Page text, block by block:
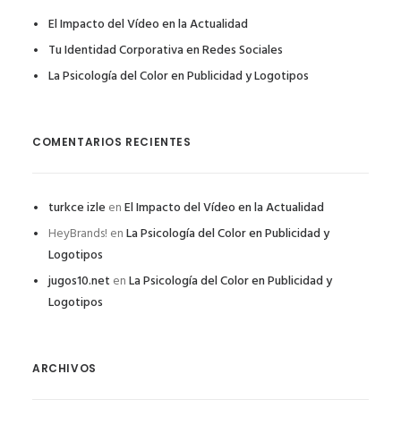
El Impacto del Vídeo en la Actualidad
Tu Identidad Corporativa en Redes Sociales
La Psicología del Color en Publicidad y Logotipos
COMENTARIOS RECIENTES
turkce izle enEl Impacto del Vídeo en la Actualidad
HeyBrands! enLa Psicología del Color en Publicidad y
Logotipos
jugos10.net enLa Psicología del Color en Publicidad y
Logotipos
ARCHIVOS